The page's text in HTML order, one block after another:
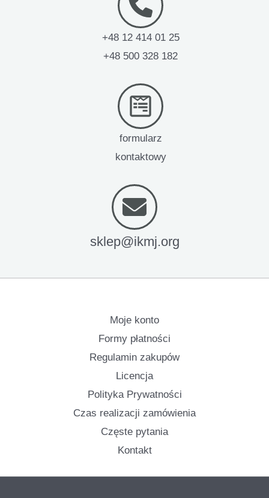
+48 12 414 01 25
+48 500 328 182
formularz
kontaktowy
sklep@ikmj.org
Moje konto
Formy płatności
Regulamin zakupów
Licencja
Polityka Prywatności
Czas realizacji zamówienia
Częste pytania
Kontakt